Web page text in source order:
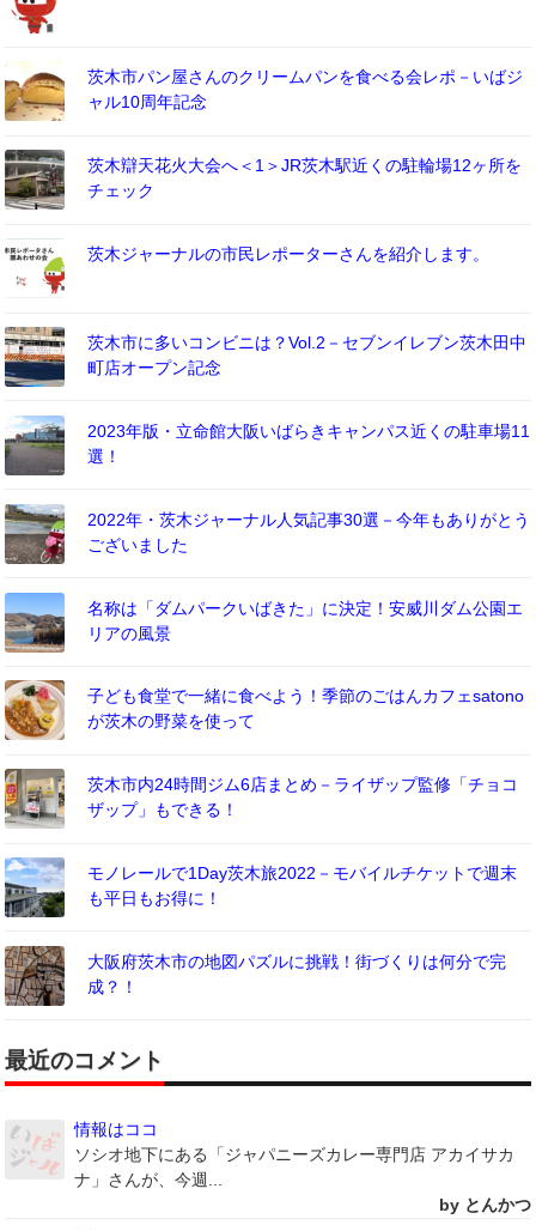
茨木市パン屋さんのクリームパンを食べる会レポ－いばジ
ャル10周年記念
茨木辯天花火大会へ＜1＞JR茨木駅近くの駐輪場12ヶ所を
チェック
茨木ジャーナルの市民レポーターさんを紹介します。
茨木市に多いコンビニは？Vol.2－セブンイレブン茨木田中
町店オープン記念
2023年版・立命館大阪いばらきキャンパス近くの駐車場11
選！
2022年・茨木ジャーナル人気記事30選－今年もありがとう
ございました
名称は「ダムパークいばきた」に決定！安威川ダム公園エ
リアの風景
子ども食堂で一緒に食べよう！季節のごはんカフェsatono
が茨木の野菜を使って
茨木市内24時間ジム6店まとめ－ライザップ監修「チョコ
ザップ」もできる！
モノレールで1Day茨木旅2022－モバイルチケットで週末
も平日もお得に！
大阪府茨木市の地図パズルに挑戦！街づくりは何分で完
成？！
最近のコメント
情報はココ
ソシオ地下にある「ジャパニーズカレー専門店 アカイサカ
ナ」さんが、今週...
by とんかつ